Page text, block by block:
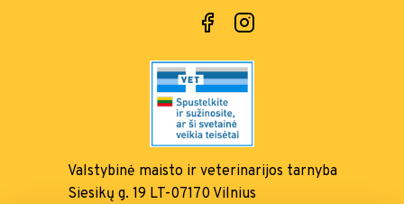
Valstybinė maisto ir veterinarijos tarnyba
Siesikų g. 19 LT-07170 Vilnius